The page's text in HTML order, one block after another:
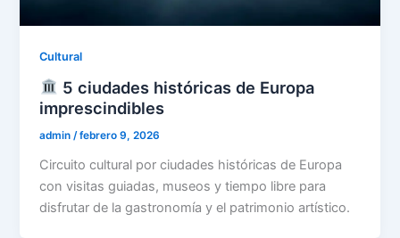
Cultural
5 ciudades históricas de Europa
imprescindibles
admin /febrero 9, 2026
Circuito cultural por ciudades históricas de Europa
con visitas guiadas, museos y tiempo libre para
disfrutar de la gastronomía y el patrimonio artístico.